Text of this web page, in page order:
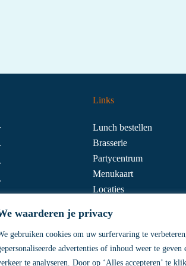
waarderen je privacy
gebruiken cookies om uw surfervaring te
advertenties of inhoud weer te geven
te analyseren. Door op ‘Alles accepteren’ te
Links
Lunch bestellen
Brasserie
Partycentrum
Menukaart
Locaties